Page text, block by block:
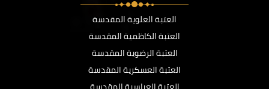
العتبة العلوية المقدسة
العتبة الكاظمية المقدسة
العتبة الرضوية المقدسة
العتبة العسكرية المقدسة